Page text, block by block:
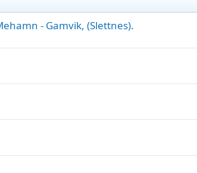
- Gamvik, (Slettnes).